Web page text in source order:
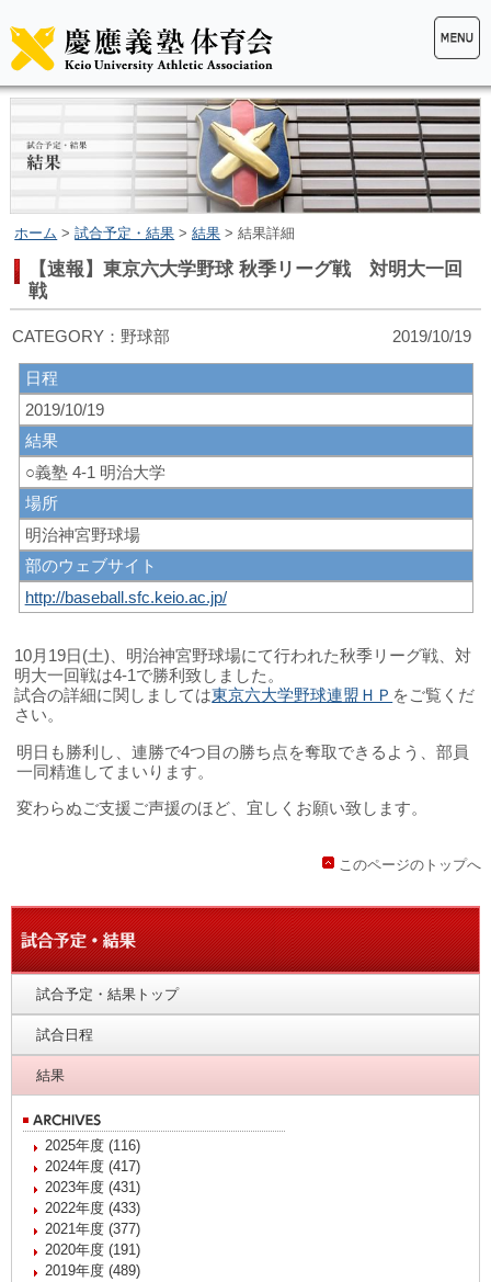
ホーム >試合予定・結果 >結果 > 結果詳細
【速報】東京六大学野球 秋季リーグ戦 対明大一回
戦
CATEGORY：野球部 2019/10/19
日程
2019/10/19
結果
○義塾 4-1 明治大学
場所
明治神宮野球場
部のウェブサイト
http://baseball.sfc.keio.ac.jp/
10月19日(土)、明治神宮野球場にて行われた秋季リーグ戦、対
明大一回戦は4‐1で勝利致しました。
試合の詳細に関しましては東京六大学野球連盟ＨＰ をご覧くだ
さい。
明日も勝利し、連勝で4つ目の勝ち点を奪取できるよう、部員
一同精進してまいります。
変わらぬご支援ご声援のほど、宜しくお願い致します。
このページのトップへ
試合予定・結果トップ
試合日程
結果
2025年度 (116)
2024年度 (417)
2023年度 (431)
2022年度 (433)
2021年度 (377)
2020年度 (191)
2019年度 (489)